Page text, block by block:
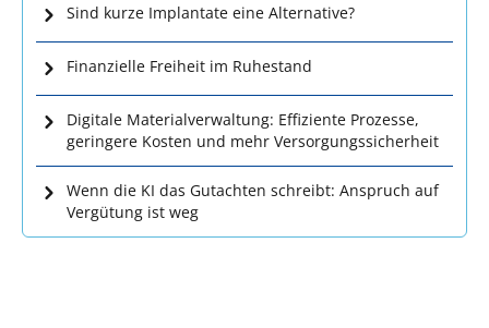
Sind kurze Implantate eine Alternative?
Finanzielle Freiheit im Ruhestand
Digitale Materialverwaltung: Effiziente Prozesse,
geringere Kosten und mehr Versorgungssicherheit
Wenn die KI das Gutachten schreibt: Anspruch auf
Vergütung ist weg